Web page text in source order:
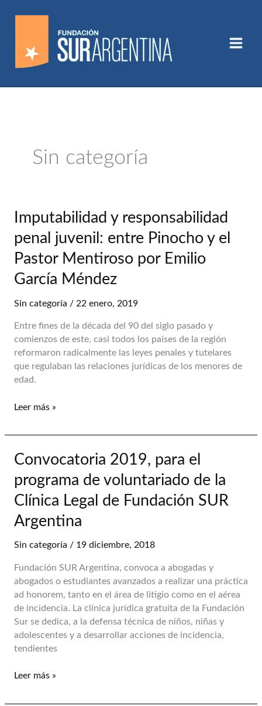
contenido
Sin categoría
Imputabilidad y responsabilidad
penal juvenil: entre Pinocho y el
Pastor Mentiroso por Emilio
García Méndez
Sin categoría / 22 enero, 2019
Entre fines de la década del 90 del siglo pasado y
comienzos de este, casi todos los países de la región
reformaron radicalmente las leyes penales y tutelares
que regulaban las relaciones jurídicas de los menores de
edad.
Imputabilidad
responsabilidad
penal
entre
y
el
Pastor
Mentiroso
Emilio
Méndez
Leer más »
Convocatoria 2019, para el
programa de voluntariado de la
Clínica Legal de Fundación SUR
Argentina
Sin categoría / 19 diciembre, 2018
Fundación SUR Argentina, convoca a abogadas y
abogados o estudiantes avanzados a realizar una práctica
ad honorem, tanto en el área de litigio como en el aérea
de incidencia. La clínica jurídica gratuita de la Fundación
Sur se dedica, a la defensa técnica de niños, niñas y
adolescentes y a desarrollar acciones de incidencia,
tendientes
Convocatoria
para
el
de
de
la
Clínica
Legal
de
Fundación
SUR
Argentina
Leer más »